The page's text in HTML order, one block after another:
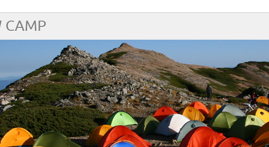
CAMP